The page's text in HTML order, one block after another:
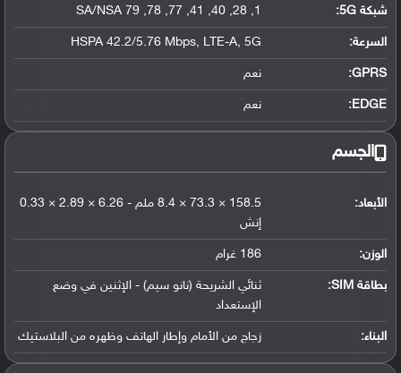
شبكة 5G :
1, 28, 40, 41, 77, 78, 79 SA/NSA
السرعة: HSPA 42.2/5.76 Mbps, LTE-A, 5G
GPRS: نعم
EDGE: نعم
الجسم
الأبعاد:
158.5 × 73.3 × 8.4 ملم - 6.26 × 2.89 × 0.33
إنش
الوزن: 186 غرام
بطاقة SIM:
ثنائي الشريحة (نانو سيم) - الإثنين في وضع
الإستعداد
البناء: زجاج من الأمام وإطار الهاتف وظهره من البلاستيك